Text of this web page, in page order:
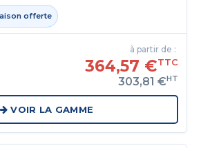
offerte
à partir de :
364,57 €TTC
303,81 €HT
VOIR LA GAMME